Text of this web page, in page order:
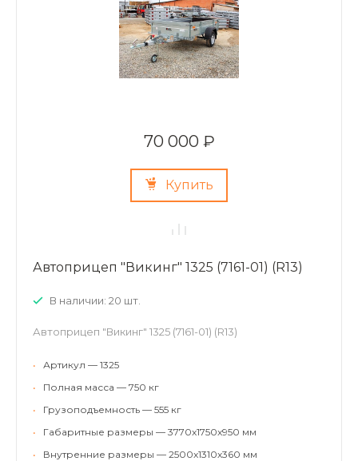
70 000 ₽
Купить
Автоприцеп "Викинг" 1325 (7161-01) (R13)
В наличии: 20 шт.
Автоприцеп "Викинг" 1325 (7161-01) (R13)
•
Артикул — 1325
•
Полная масса — 750 кг
•
Грузоподъемность — 555 кг
•
Габаритные размеры — 3770x1750x950 мм
•
Внутренние размеры — 2500x1310x360 мм